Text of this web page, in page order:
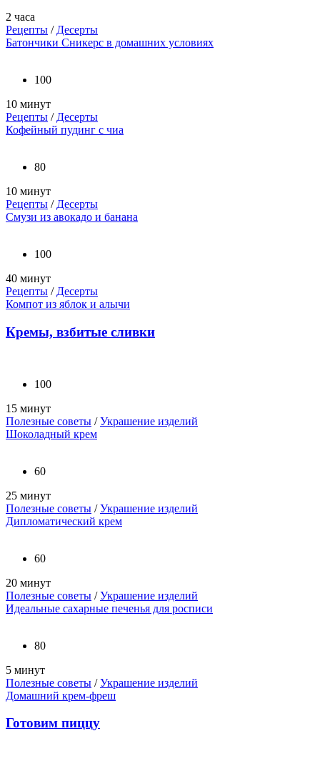
2 часа
Рецепты / Десерты
Батончики Сникерс в домашних условиях
100
10 минут
Рецепты / Десерты
Кофейный пудинг с чиа
80
10 минут
Рецепты / Десерты
Смузи из авокадо и банана
100
40 минут
Рецепты / Десерты
Компот из яблок и алычи
Кремы, взбитые сливки
100
15 минут
Полезные советы /Украшение изделий
Шоколадный крем
60
25 минут
Полезные советы /Украшение изделий
Дипломатический крем
60
20 минут
Полезные советы /Украшение изделий
Идеальные сахарные печенья для росписи
80
5 минут
Полезные советы /Украшение изделий
Домашний крем-фреш
Готовим пиццу